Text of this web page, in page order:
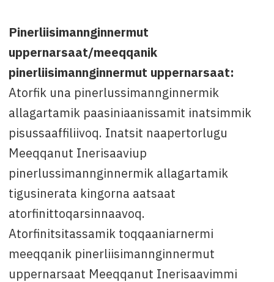
Pinerliisimannginnermut
uppernarsaat/meeqqanik
pinerliisimannginnermut uppernarsaat:
Atorfik una pinerlussimannginnermik
allagartamik paasiniaanissamit inatsimmik
pisussaaffiliivoq. Inatsit naapertorlugu
Meeqqanut Inerisaaviup
pinerlussimannginnermik allagartamik
tigusinerata kingorna aatsaat
atorfinittoqarsinnaavoq.
Atorfinitsitassamik toqqaaniarnermi
meeqqanik pinerliisimannginnermut
uppernarsaat Meeqqanut Inerisaavimmi